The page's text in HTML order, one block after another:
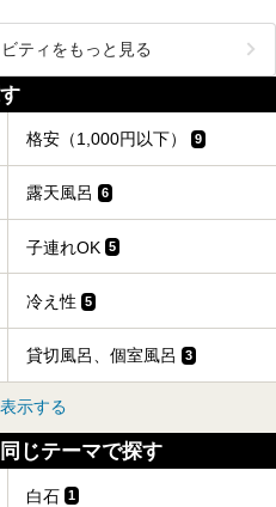
ティをもっと見る
格安（1,000円以下） 9
露天風呂 6
子連れOK 5
冷え性 5
貸切風呂、個室風呂 3
示する
じテーマで探す
白石 1